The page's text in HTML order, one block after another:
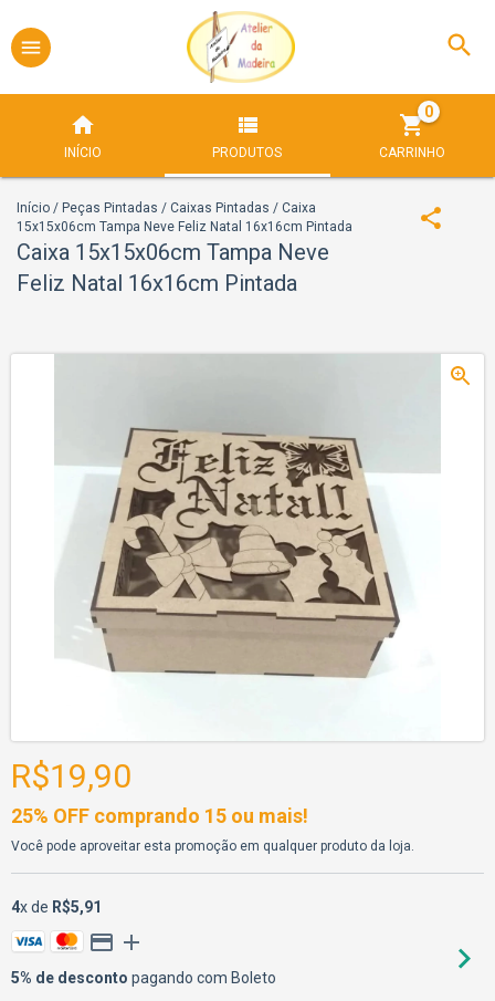
INÍCIO PRODUTOS CARRINHO
0
Início / Peças Pintadas / Caixas Pintadas / Caixa
15x15x06cm Tampa Neve Feliz Natal 16x16cm Pintada
Caixa 15x15x06cm Tampa Neve
Feliz Natal 16x16cm Pintada
R$19,90
25% OFF comprando 15 ou mais!
Você pode aproveitar esta promoção em qualquer produto da loja.
4x de R$5,91
5% de desconto pagando com Boleto